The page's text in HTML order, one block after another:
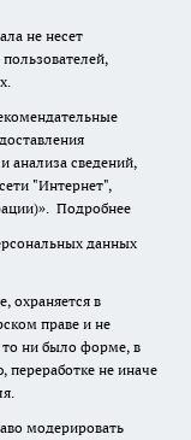
не несет
анализа сведений,
"Интернет",
Подробнее
данных
охраняется в
праве и не
ни было форме, в
переработке не иначе
модерировать